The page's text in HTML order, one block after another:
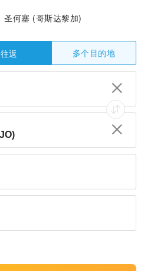
圣何塞 (哥斯达黎加)
往返 多个目的地